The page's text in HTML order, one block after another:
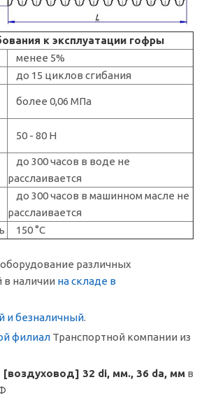
к эксплуатации гофры
менее 5%
до 15 циклов сгибания
более 0,06 МПа
50 - 80 Н
до 300 часов в воде не
расслаивается
до 300 часов в машинном масле не
расслаивается
150 °C
различных
в наличии на складе в
и безналичный.
филиал Транспортной компании из
[воздуховод] 32 di, мм., 36 da, мм в